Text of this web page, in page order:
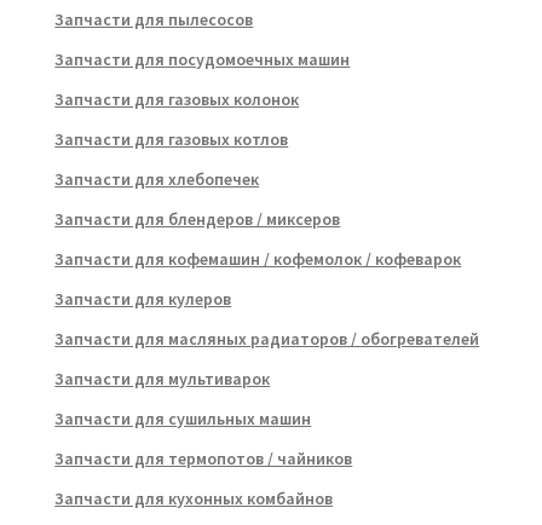
Запчасти для пылесосов
Запчасти для посудомоечных машин
Запчасти для газовых колонок
Запчасти для газовых котлов
Запчасти для хлебопечек
Запчасти для блендеров / миксеров
Запчасти для кофемашин / кофемолок / кофеварок
Запчасти для кулеров
Запчасти для масляных радиаторов / обогревателей
Запчасти для мультиварок
Запчасти для сушильных машин
Запчасти для термопотов / чайников
Запчасти для кухонных комбайнов